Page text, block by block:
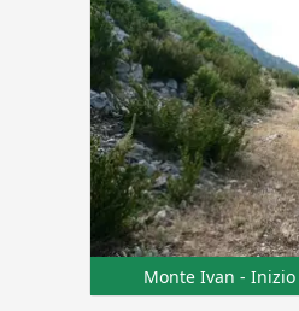
Monte Ivan -